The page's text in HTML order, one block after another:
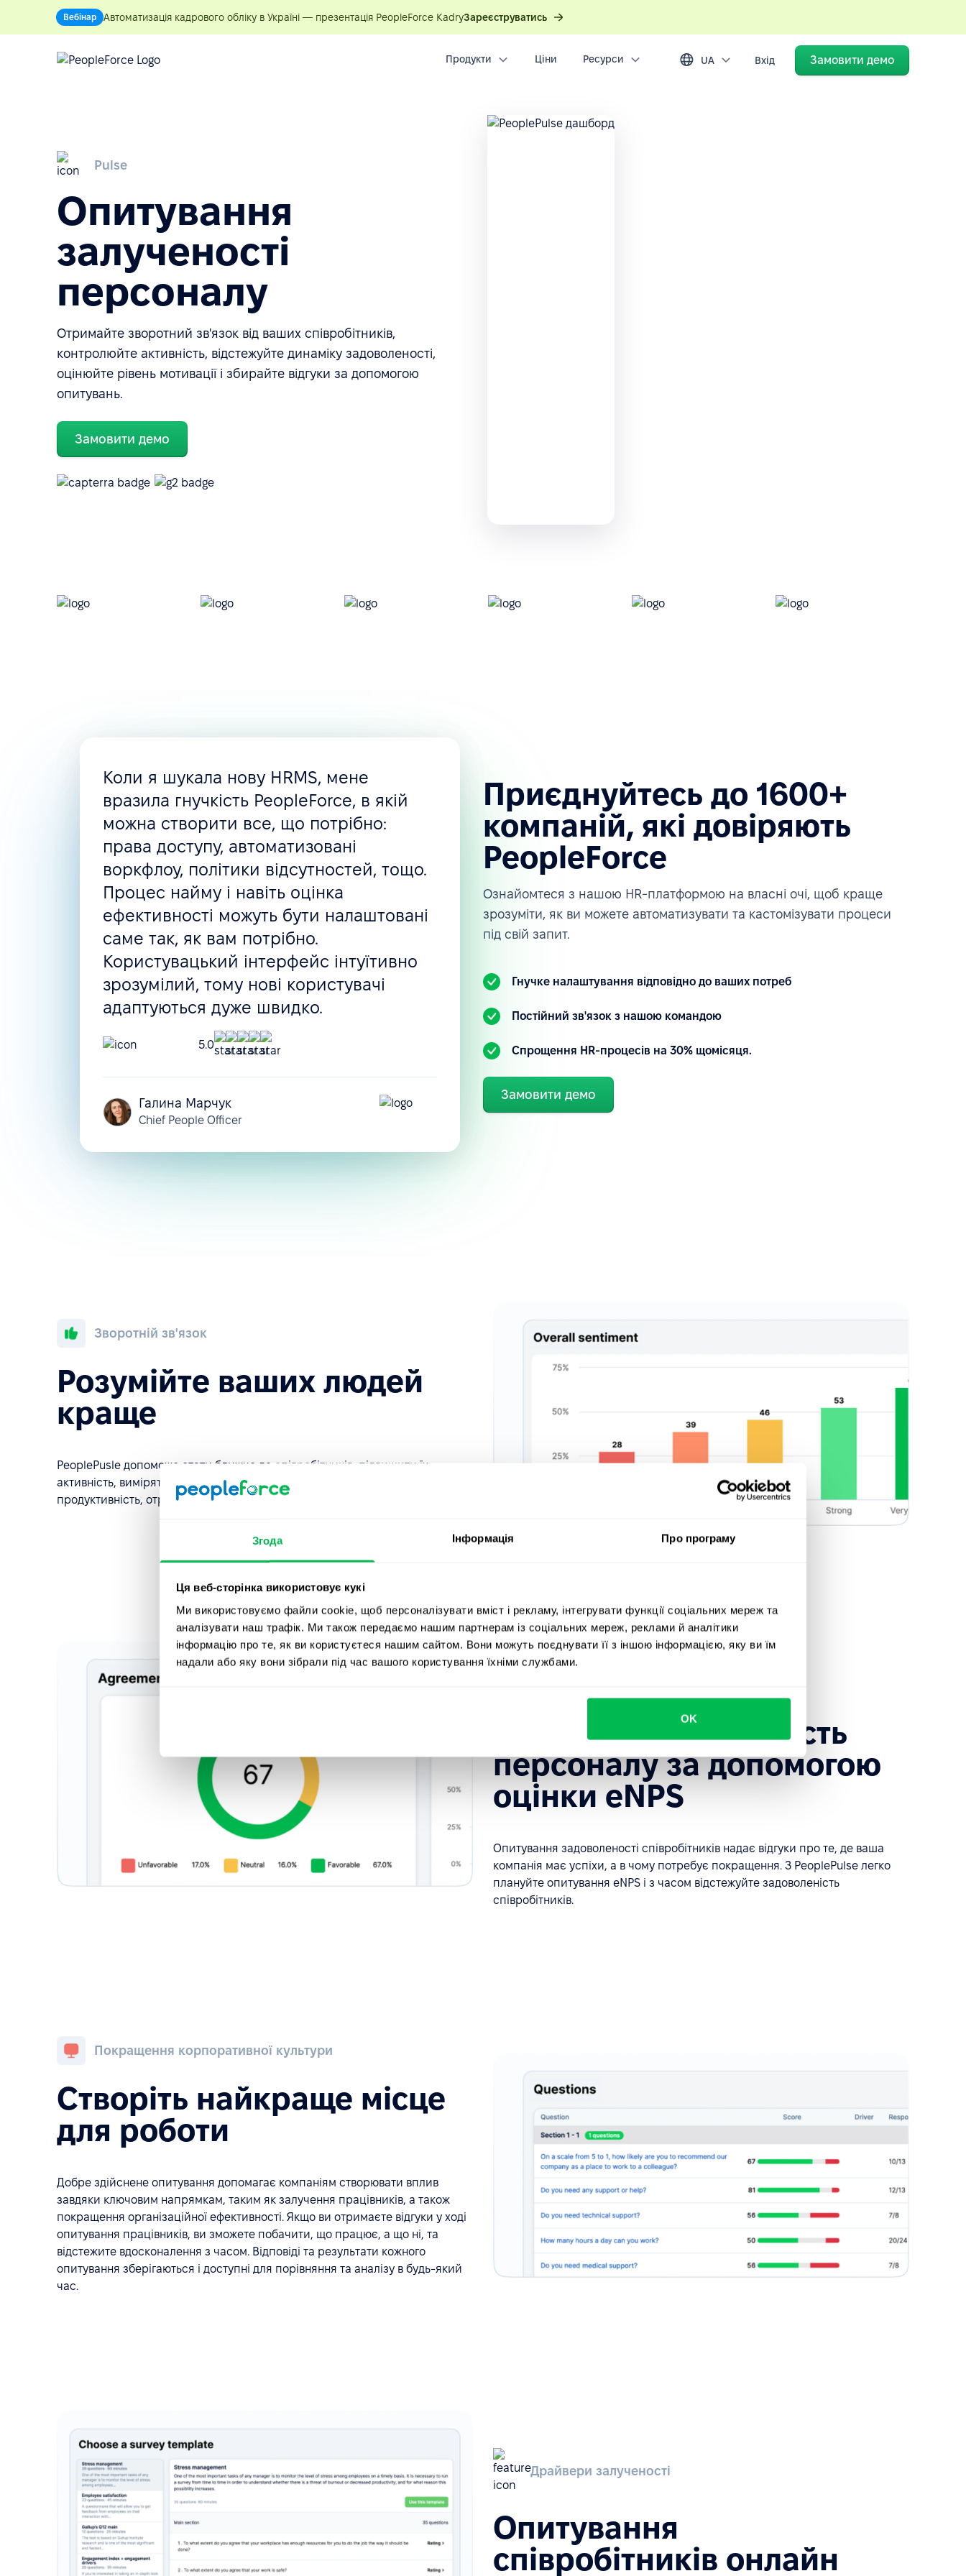
Згода Інформація Про програму
Ця веб-сторінка використовує кукі
Ми використовуємо файли cookie, щоб персоналізувати вміст і рекламу, інтегрувати функції соціальних мереж та
аналізувати наш трафік. Ми також передаємо нашим партнерам із соціальних мереж, реклами й аналітики
інформацію про те, як ви користуєтеся нашим сайтом. Вони можуть поєднувати її з іншою інформацією, яку ви їм
надали або яку вони зібрали під час вашого користування їхніми службами.
OK
Вебінар Автоматизація кадрового обліку в Україні — презентація PeopleForce KadryЗареєструватись
Продукти Ціни Ресурси UA Вхід Замовити демо
Pulse
Опитування
залученості
персоналу
Отримайте зворотний зв'язок від ваших співробітників,
контролюйте активність, відстежуйте динаміку задоволеності,
оцінюйте рівень мотивації і збирайте відгуки за допомогою
опитувань.
Замовити демо
Коли я шукала нову HRMS, мене
вразила гнучкість PeopleForce, в якій
можна створити все, що потрібно:
права доступу, автоматизовані
воркфлоу, політики відсутностей, тощо.
Процес найму і навіть оцінка
ефективності можуть бути налаштовані
саме так, як вам потрібно.
Користувацький інтерфейс інтуїтивно
зрозумілий, тому нові користувачі
адаптуються дуже швидко.
5.0
Галина Марчук
Chief People Officer
Приєднуйтесь до 1600+
компаній, які довіряють
PeopleForce
Ознайомтеся з нашою HR-платформою на власні очі, щоб краще
зрозуміти, як ви можете автоматизувати та кастомізувати процеси
під свій запит.
Гнучке налаштування відповідно до ваших потреб
Постійний зв'язок з нашою командою
Спрощення HR-процесів на 30% щомісяця.
Замовити демо
Зворотній зв'язок
Розумійте ваших людей
краще
PeoplePusle допоможе стати ближче до співробітників, підвищити їх
активність, виміряти задоволеність роботою, оцінити ефективність і
продуктивність, отримати відгуки про корпоративну культуру.
Підвищуйте лояльність
персоналу за допомогою
оцінки eNPS
Опитування задоволеності співробітників надає відгуки про те, де ваша
компанія має успіхи, а в чому потребує покращення. З PeoplePulse легко
плануйте опитування eNPS і з часом відстежуйте задоволеність
співробітників.
Покращення корпоративної культури
Створіть найкраще місце
для роботи
Добре здійснене опитування допомагає компаніям створювати вплив
завдяки ключовим напрямкам, таким як залучення працівників, а також
покращення організаційної ефективності. Якщо ви отримаєте відгуки у ході
опитування працівників, ви зможете побачити, що працює, а що ні, та
відстежите вдосконалення з часом. Відповіді та результати кожного
опитування зберігаються і доступні для порівняння та аналізу в будь-який
час.
Драйвери залученості
Опитування
співробітників онлайн